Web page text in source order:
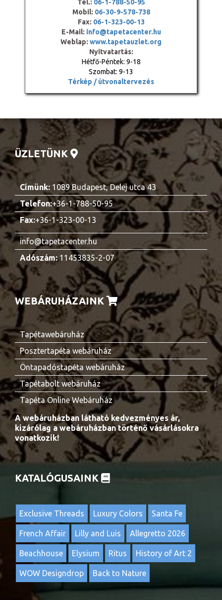
Tel.: 06-1-788-50-95
Mobil: 06-30-9-578-738
Fax: 06-1-323-00-13
E-Mail: info@tapetacenter.hu
Weblap: www.tapetauzlet.org
Nyitvatartás:
Hétfő-Péntek: 9-18
Szombat: 9-13
Térkép / útvonaltervezés
ÜZLETÜNK
Címünk: 1089 Budapest, Delej utca 43
Telefon:+36-1-788-50-95
Fax:+36-1-323-00-13
info@tapetacenter.hu
Adószám:11453835-2-07
WEBÁRUHÁZAINK
Tapétawebáruház
Posztertapéta webáruház
Öntapadóstapéta webáruház
Tapétabolt webáruház
Tapéta Online Webáruház
A webáruházban látható kedvezményes ár,
kizárólag a webáruházban történő vásárlásokra
vonatkozik!
KATALÓGUSAINK
Exclusive Threads Luxury Colors Santa Fe
French Affair Lilly and Luis Allegretto 2026
Beachhouse Elysium Ritus History of Art 2
WOW Designdrop Back to Nature